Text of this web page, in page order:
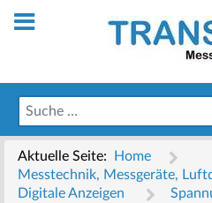
Aktuelle Seite:
Home
Messtechnik, Messgeräte,
Digitale Anzeigen